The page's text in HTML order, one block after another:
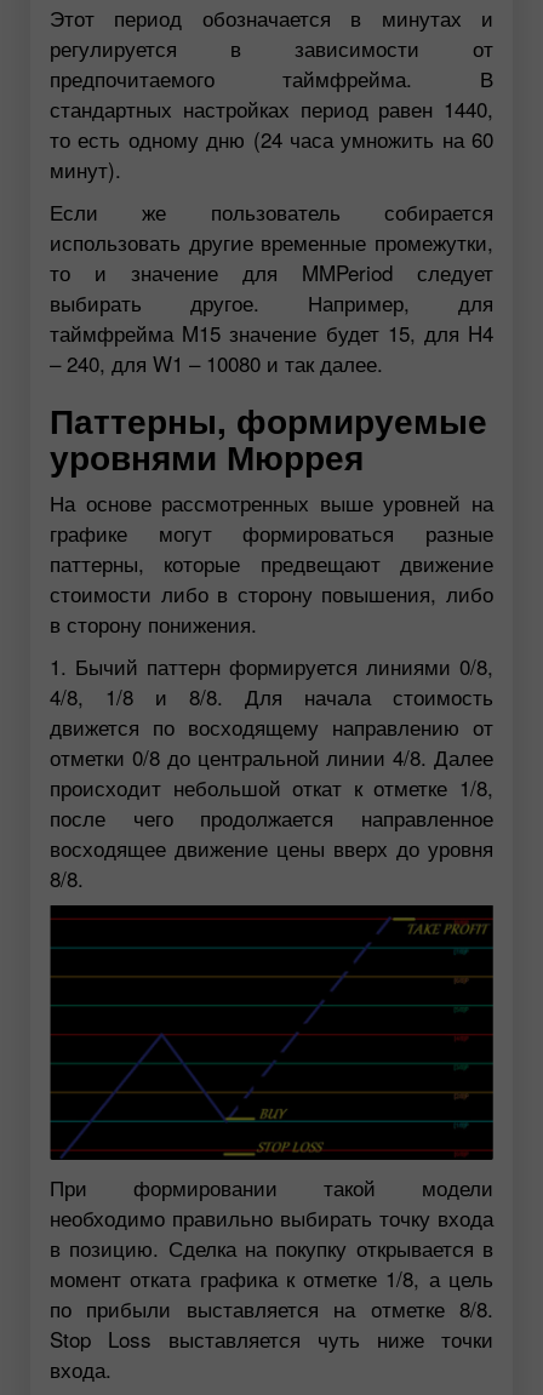
Этот период обозначается в минутах и
регулируется в зависимости от
предпочитаемого таймфрейма. В
стандартных настройках период равен 1440,
то есть одному дню (24 часа умножить на 60
минут).
Если же пользователь собирается
использовать другие временные промежутки,
то и значение для MMPeriod следует
выбирать другое. Например, для
таймфрейма M15 значение будет 15, для H4
– 240, для W1 – 10080 и так далее.
Паттерны, формируемые
уровнями Мюррея
На основе рассмотренных выше уровней на
графике могут формироваться разные
паттерны, которые предвещают движение
стоимости либо в сторону повышения, либо
в сторону понижения.
1. Бычий паттерн формируется линиями 0/8,
4/8, 1/8 и 8/8. Для начала стоимость
движется по восходящему направлению от
отметки 0/8 до центральной линии 4/8. Далее
происходит небольшой откат к отметке 1/8,
после чего продолжается направленное
восходящее движение цены вверх до уровня
8/8.
При формировании такой модели
необходимо правильно выбирать точку входа
в позицию. Сделка на покупку открывается в
момент отката графика к отметке 1/8, а цель
по прибыли выставляется на отметке 8/8.
Stop Loss выставляется чуть ниже точки
входа.